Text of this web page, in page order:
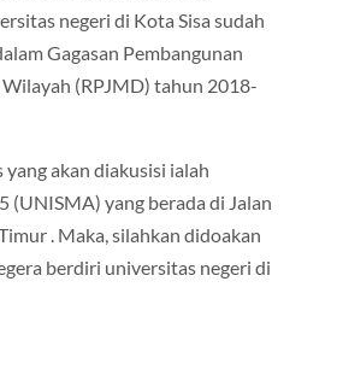
negeri di Kota Sisa sudah
Gagasan Pembangunan
(RPJMD) tahun 2018-
akan diakusisi ialah
(UNISMA) yang berada di Jalan
. Maka, silahkan didoakan
berdiri universitas negeri di